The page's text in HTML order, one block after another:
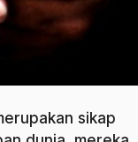
sikap